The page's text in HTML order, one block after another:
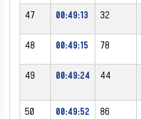
47 00:49:13 32
48 00:49:15 78
49 00:49:24 44
50 00:49:52 86